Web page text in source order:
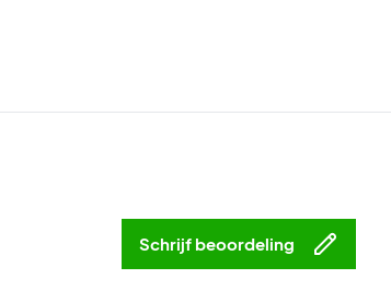
Schrijf beoordeling